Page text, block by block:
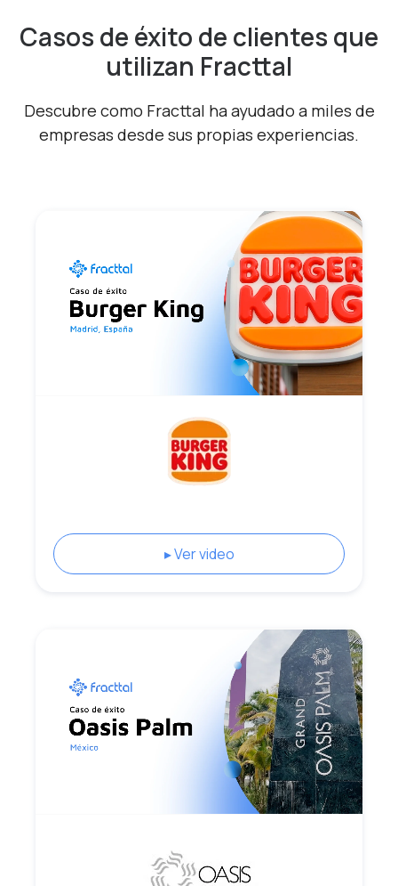
Casos de éxito de clientes que
utilizan Fracttal
Descubre como Fracttal ha ayudado a miles de
empresas desde sus propias experiencias.
▸ Ver video